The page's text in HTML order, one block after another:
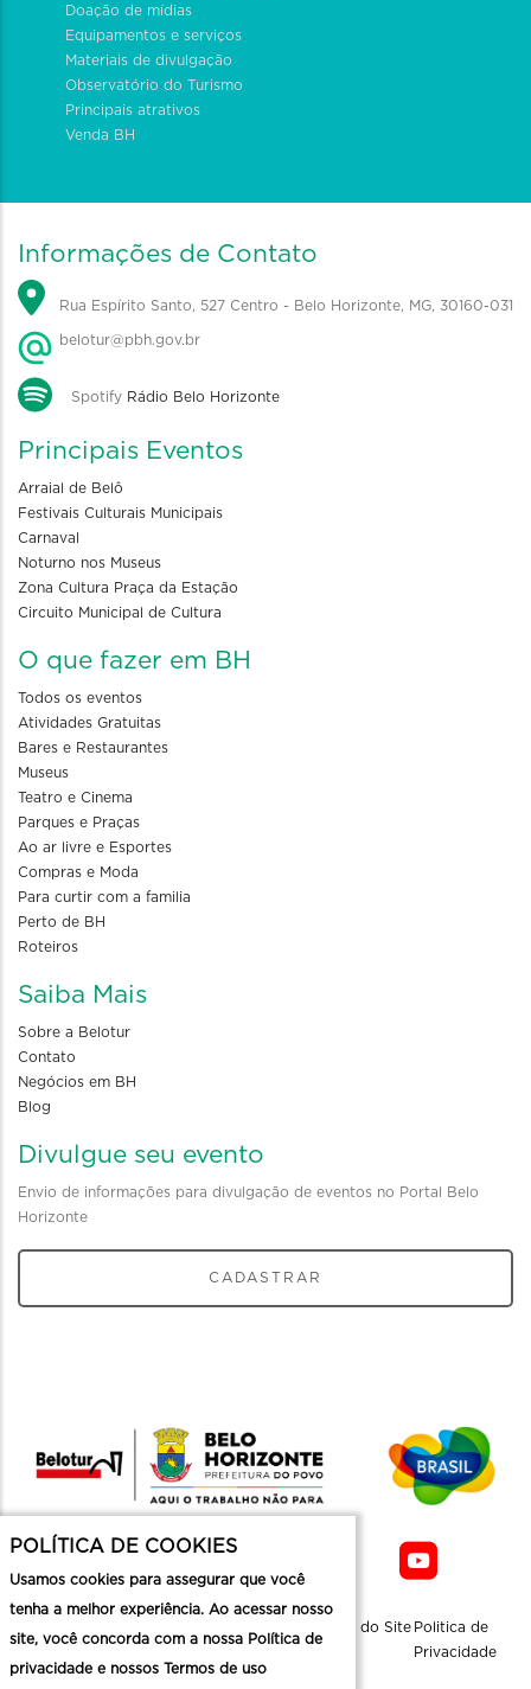
Doação de mídias
Equipamentos e serviços
Materiais de divulgação
Observatório do Turismo
Principais atrativos
Venda BH
Informações de Contato
Rua Espírito Santo, 527 Centro - Belo Horizonte, MG, 30160-031
belotur@pbh.gov.br
Spotify Rádio Belo Horizonte
Principais Eventos
Arraial de Belô
Festivais Culturais Municipais
Carnaval
Noturno nos Museus
Zona Cultura Praça da Estação
Circuito Municipal de Cultura
O que fazer em BH
Todos os eventos
Atividades Gratuitas
Bares e Restaurantes
Museus
Teatro e Cinema
Parques e Praças
Ao ar livre e Esportes
Compras e Moda
Para curtir com a familia
Perto de BH
Roteiros
Saiba Mais
Sobre a Belotur
Contato
Negócios em BH
Blog
Divulgue seu evento
Envio de informações para divulgação de eventos no Portal Belo
Horizonte
CADASTRAR
Mapa do Site Politica de
Privacidade
POLÍTICA DE COOKIES
Usamos cookies para assegurar que você
tenha a melhor experiência. Ao acessar nosso
site, você concorda com a nossa Política de
privacidade e nossos Termos de uso